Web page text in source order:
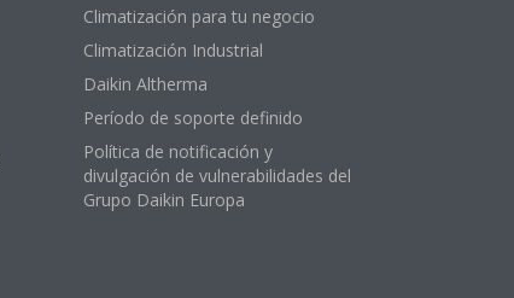
Climatización para tu negocio
Climatización Industrial
Daikin Altherma
Período de soporte definido
Política de notificación y
divulgación de vulnerabilidades del
Grupo Daikin Europa